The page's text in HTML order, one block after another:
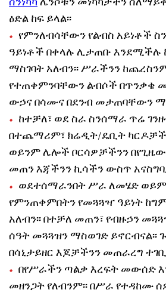
ዕድል ከፍ ይላል፡፡
የምንለብሳቸውን የልብስ አይነቶች
ዓይነቶች በቀላሉ ሊታጠቡ
ማስገባት አለብን፡፡ ሥራችንን
የተጠቀምንባቸውን ልብሶች በጥንቃቄ
ውኃና በሳሙና በደንብ መታጠባቸውን
ከተቻለ፣ ወደ ስራ ስንሰማራ ጥሬ
በተጨማሪም፣ ክሬዲት/ዴቢት
ወይንም ሌሎች ቦርሳዎቻችንን በየጊዜው
መጠን እጃችንን ኪሳችን ውስጥ
ወደተሰማራንበት ሥራ ለመሄድ
የምንጠቀምበትን የመጓጓዣ ዓይነት
አለብን፡፡ በተቻለ መጠን፣ የብዙኃን
ሰዓት መጓጓዝን ማስወገድ ይኖርብናል፡፡
በሳኒታይዘር እጆቻችንን መጠራረግ ተገቢ
በየሥራችን ጣልቃ እረፍት መውሰድ
መዘንጋት የለብንም፡፡ በሥራ የተዳከሙ